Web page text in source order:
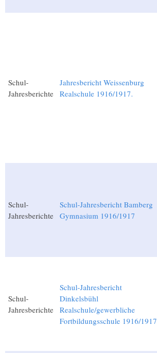
Schul-
Jahresberichte
Jahresbericht Weissenburg
Realschule 1916/1917.
Schul-
Jahresberichte
Schul-Jahresbericht Bamberg
Gymnasium 1916/1917
Schul-
Jahresberichte
Schul-Jahresbericht
Dinkelsbühl
Realschule/gewerbliche
Fortbildungsschule 1916/1917